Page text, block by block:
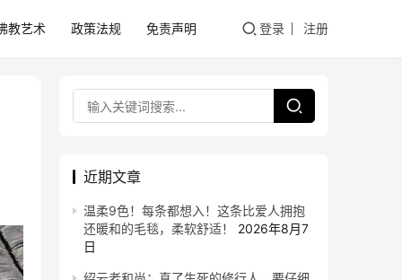
教艺术 政策法规 免责声明 登录 注册
近期文章
温柔9色！每条都想入！这条比爱人拥抱
还暖和的毛毯，柔软舒适！
2026年8月7
日